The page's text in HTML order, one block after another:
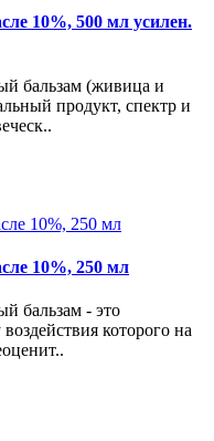
10%, 500 мл усилен.
бальзам (живица и
продукт, спектр и
10%, 250 мл
бальзам - это
которого на